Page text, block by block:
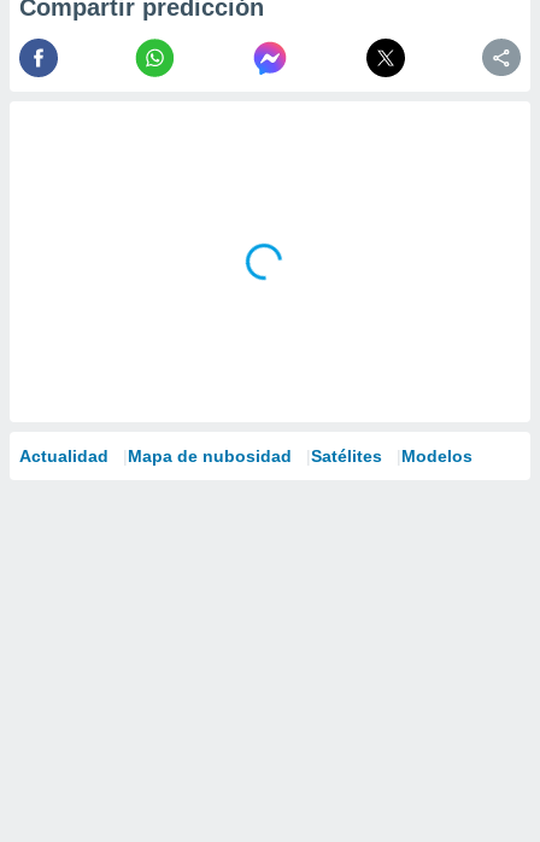
Compartir predicción
Actualidad Mapa de nubosidad Satélites Modelos